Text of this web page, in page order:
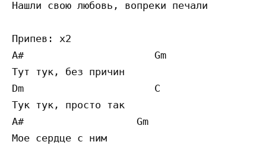
Нашли свою любовь, вопреки печали
Припев: x2
A#                      Gm
Тут тук, без причин
Dm                      C
Тук тук, просто так
A#                   Gm
Мое сердце с ним